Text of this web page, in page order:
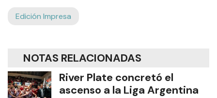
Edición Impresa
NOTAS RELACIONADAS
River Plate concretó el
ascenso a la Liga Argentina